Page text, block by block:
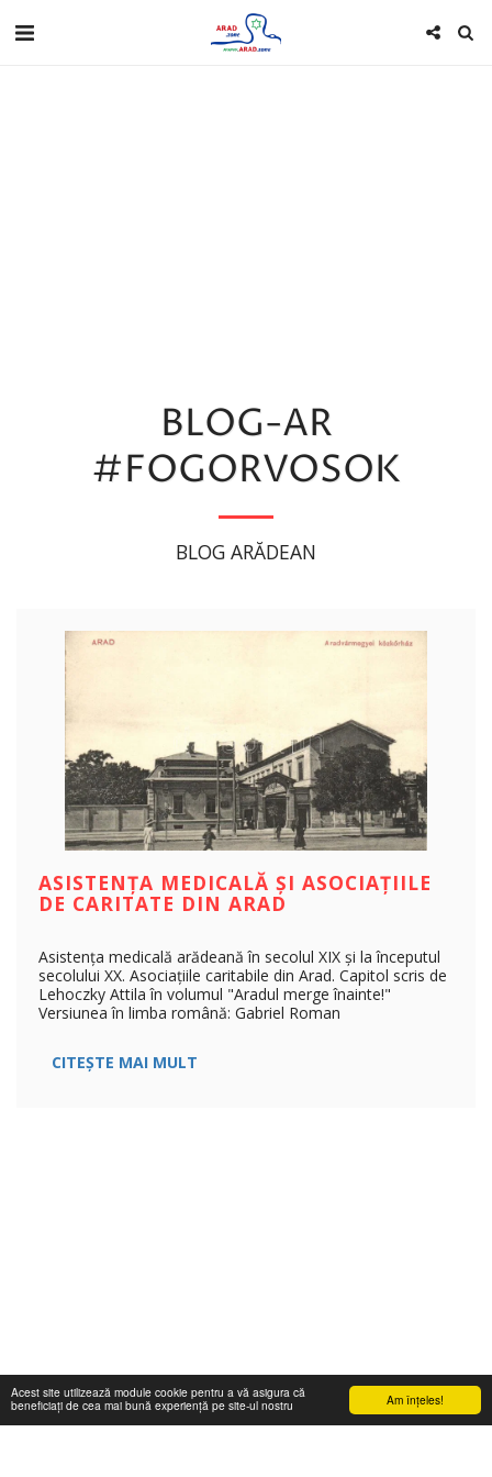
Am înţeles!
Acest site utilizează module cookie pentru a vă asigura că
beneficiați de cea mai bună experiență pe site-ul nostru
BLOG-AR
#FOGORVOSOK
BLOG ARĂDEAN
ASISTENȚA MEDICALĂ ȘI ASOCIAȚIILE
DE CARITATE DIN ARAD
Asistența medicală arădeană în secolul XIX și la începutul
secolului XX. Asociațiile caritabile din Arad. Capitol scris de
Lehoczky Attila în volumul "Aradul merge înainte!"
Versiunea în limba română: Gabriel Roman
CITEȘTE MAI MULT